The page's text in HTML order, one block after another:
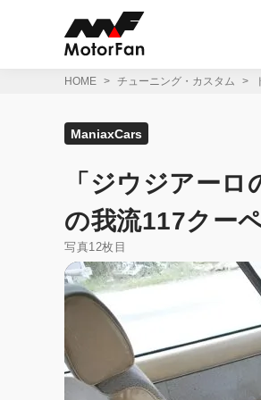
HOME チューニング・カスタム
ManiaxCars
「ジウジアー
の我流117クー
写真12枚目